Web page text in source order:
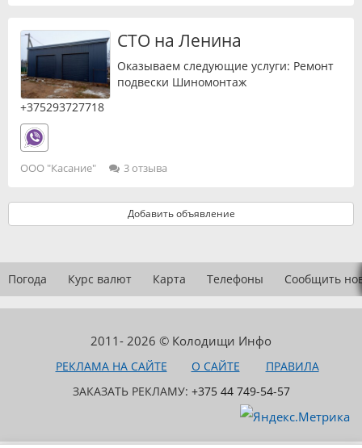
СТО на Ленина
Оказываем следующие услуги: Ремонт
подвески Шиномонтаж
+375293727718
ООО "Касание" 3 отзыва
Добавить объявление
Погода Курс валют Карта Телефоны Сообщить
2011- 2026 © Колодищи Инфо
РЕКЛАМА НА САЙТЕ О САЙТЕ
ПРАВИЛА
ЗАКАЗАТЬ РЕКЛАМУ: +375 44 749-54-57